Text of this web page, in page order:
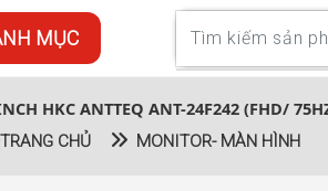
MỤC
HKC ANTTEQ ANT-24F242 (FHD/
TRANG CHỦ MONITOR- MÀN HÌNH